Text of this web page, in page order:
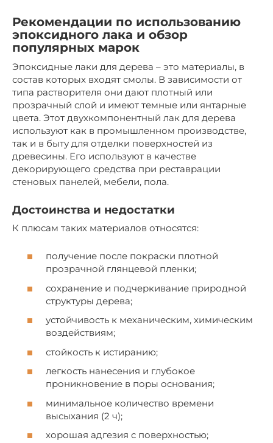
Рекомендации по использованию
эпоксидного лака и обзор
популярных марок
Эпоксидные лаки для дерева – это материалы, в
состав которых входят смолы. В зависимости от
типа растворителя они дают плотный или
прозрачный слой и имеют темные или янтарные
цвета. Этот двухкомпонентный лак для дерева
используют как в промышленном производстве,
так и в быту для отделки поверхностей из
древесины. Его используют в качестве
декорирующего средства при реставрации
стеновых панелей, мебели, пола.
Достоинства и недостатки
К плюсам таких материалов относятся:
получение после покраски плотной
прозрачной глянцевой пленки;
сохранение и подчеркивание природной
структуры дерева;
устойчивость к механическим, химическим
воздействиям;
стойкость к истиранию;
легкость нанесения и глубокое
проникновение в поры основания;
минимальное количество времени
высыхания (2 ч);
хорошая адгезия с поверхностью;